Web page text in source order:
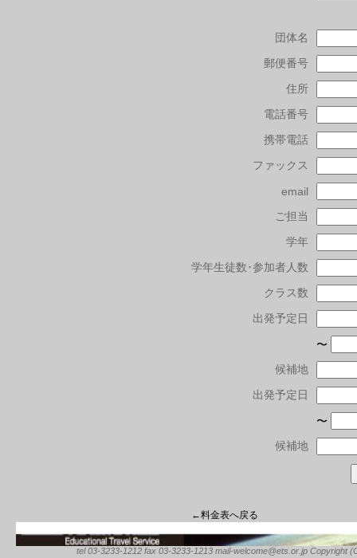
団体名
郵便番号
住所
電話番号
携帯電話
ファックス
email
ご担当
学年
学年生徒数･参加者人数
クラス数
出発予定日
〜
候補地
出発予定日
〜
候補地
←料金表へ戻る
tel 03-3233-1212 fax 03-3233-1213 mail-welcome@ets.or.jp Copyright